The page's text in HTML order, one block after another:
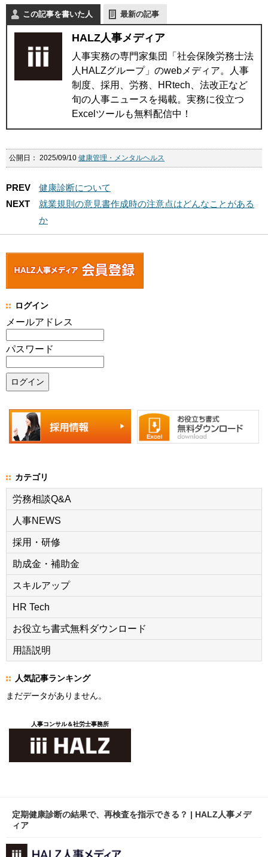
この記事を書いた人 最新の記事
HALZ人事メディア
人事実務の専門家集団「社会保険労務士法
人HALZグループ」のwebメディア。人事
制度、採用、労務、HRtech、法改正など
旬の人事ニュースを掲載。実務に役立つ
Excelツールも無料配信中！
公開日： 2025/09/10 健康管理・メンタルヘルス
PREV
健康診断について
NEXT
就業規則の意見書作成時の注意点はどんなことがある
か
ログイン
メールアドレス
パスワード
カテゴリ
労務相談Q&A
人事NEWS
採用・研修
助成金・補助金
スキルアップ
HR Tech
お役立ち書式無料ダウンロード
用語説明
人気記事ランキング
まだデータがありません。
人事コンサル＆社労士事務所
定期健康診断の結果で、再検査を指示できる？ | HALZ人事メデ
ィア